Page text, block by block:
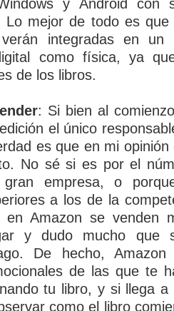
y Android con
Lo mejor de todo es que
integradas en
como física, ya
de los libros.
: Si bien al
el único
es que en mi
No sé si es por el
empresa, o
a los de la
Amazon se venden
y dudo mucho que
De hecho,
de las que te
tu libro, y si llega
como el libro